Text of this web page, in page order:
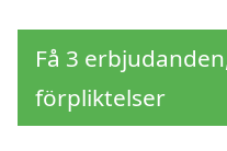
Få 3
förpliktelser